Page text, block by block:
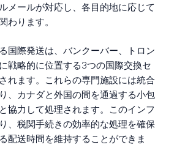
メールが対応し、各目的地に応じて
わります。
国際発送は、バンクーバー、トロン
戦略的に位置する3つの国際交換セ
れます。これらの専門施設には統合
、カナダと外国の間を通過する小包
協力して処理されます。このインフ
、税関手続きの効率的な処理を確保
配送時間を維持することができま